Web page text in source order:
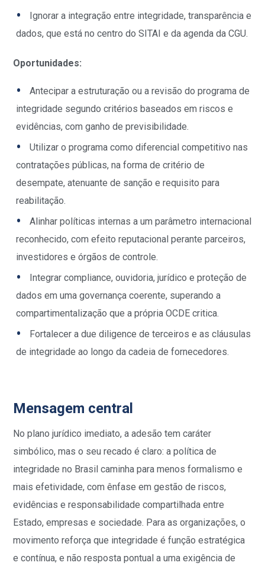
Ignorar a integração entre integridade, transparência e
dados, que está no centro do SITAI e da agenda da CGU.
Oportunidades:
Antecipar a estruturação ou a revisão do programa de
integridade segundo critérios baseados em riscos e
evidências, com ganho de previsibilidade.
Utilizar o programa como diferencial competitivo nas
contratações públicas, na forma de critério de
desempate, atenuante de sanção e requisito para
reabilitação.
Alinhar políticas internas a um parâmetro internacional
reconhecido, com efeito reputacional perante parceiros,
investidores e órgãos de controle.
Integrar compliance, ouvidoria, jurídico e proteção de
dados em uma governança coerente, superando a
compartimentalização que a própria OCDE critica.
Fortalecer a due diligence de terceiros e as cláusulas
de integridade ao longo da cadeia de fornecedores.
Mensagem central
No plano jurídico imediato, a adesão tem caráter
simbólico, mas o seu recado é claro: a política de
integridade no Brasil caminha para menos formalismo e
mais efetividade, com ênfase em gestão de riscos,
evidências e responsabilidade compartilhada entre
Estado, empresas e sociedade. Para as organizações, o
movimento reforça que integridade é função estratégica
e contínua, e não resposta pontual a uma exigência de